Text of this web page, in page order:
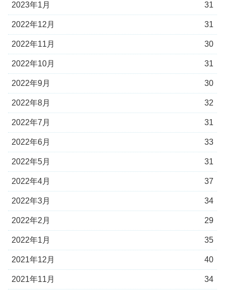
2023年1月 31
2022年12月 31
2022年11月 30
2022年10月 31
2022年9月 30
2022年8月 32
2022年7月 31
2022年6月 33
2022年5月 31
2022年4月 37
2022年3月 34
2022年2月 29
2022年1月 35
2021年12月 40
2021年11月 34